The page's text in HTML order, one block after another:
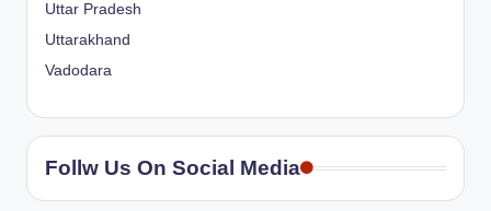
Uttar Pradesh
Uttarakhand
Vadodara
Follw Us On Social Media